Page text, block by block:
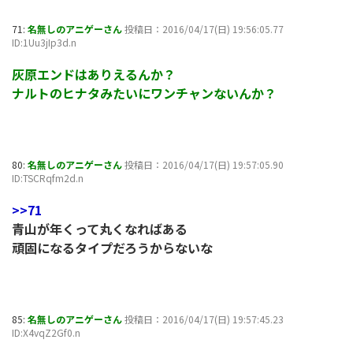
71: 名無しのアニゲーさん投稿日：2016/04/17(日) 19:56:05.77
ID:1Uu3jIp3d.n
灰原エンドはありえるんか？
ナルトのヒナタみたいにワンチャンないんか？
80: 名無しのアニゲーさん投稿日：2016/04/17(日) 19:57:05.90
ID:TSCRqfm2d.n
>>71
青山が年くって丸くなればある
頑固になるタイプだろうからないな
85: 名無しのアニゲーさん投稿日：2016/04/17(日) 19:57:45.23
ID:X4vqZ2Gf0.n